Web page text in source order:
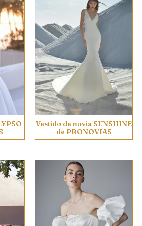
Vestido de novia SUNSHINE
de PRONOVIAS